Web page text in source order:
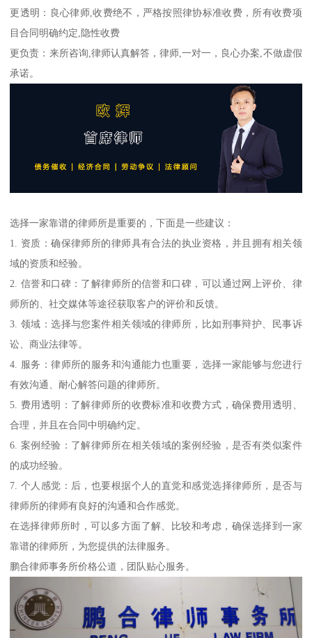
更透明：良心律师,收费绝不，严格按照律协标准收费，所有收费项
目合同明确约定,隐性收费
更负责：来所咨询,律师认真解答，律师,一对一，良心办案,不做虚假
承诺。
选择一家靠谱的律师所是重要的，下面是一些建议：
1. 资质：确保律师所的律师具有合法的执业资格，并且拥有相关领
域的资质和经验。
2. 信誉和口碑：了解律师所的信誉和口碑，可以通过网上评价、律
师所的、社交媒体等途径获取客户的评价和反馈。
3. 领域：选择与您案件相关领域的律师所，比如刑事辩护、民事诉
讼、商业法律等。
4. 服务：律师所的服务和沟通能力也重要，选择一家能够与您进行
有效沟通、耐心解答问题的律师所。
5. 费用透明：了解律师所的收费标准和收费方式，确保费用透明、
合理，并且在合同中明确约定。
6. 案例经验：了解律师所在相关领域的案例经验，是否有类似案件
的成功经验。
7. 个人感觉：后，也要根据个人的直觉和感觉选择律师所，是否与
律师所的律师有良好的沟通和合作感觉。
在选择律师所时，可以多方面了解、比较和考虑，确保选择到一家
靠谱的律师所，为您提供的法律服务。
鹏合律师事务所价格公道，团队贴心服务。